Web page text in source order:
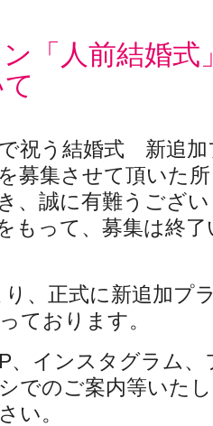
「人前結婚式
祝う結婚式 新追加
募集させて頂いた所
、誠に有難うござ
もって、募集は終
り、正式に新追加プ
ております。
、インスタグラム
でのご案内等いた
い。